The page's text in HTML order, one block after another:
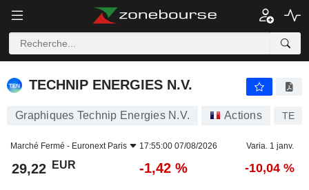
TECHNIP ENERGIES N.V.
TECHNIP ENERGIES N.V.
Graphiques Technip Energies N.V. Actions TE
Marché Fermé - Euronext Paris 17:55:00 07/08/2026 Varia. 1 janv.
29,22 EUR -1,42 % -10,04 %